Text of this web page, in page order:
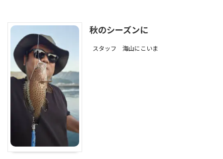
秋のシーズンに
スタッフ 海山にこいま